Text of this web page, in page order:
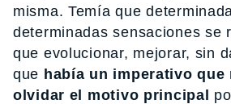
misma. Temía que
determinadas sensaciones se
que evolucionar, mejorar, sin
que había un imperativo que
olvidar el motivo principal